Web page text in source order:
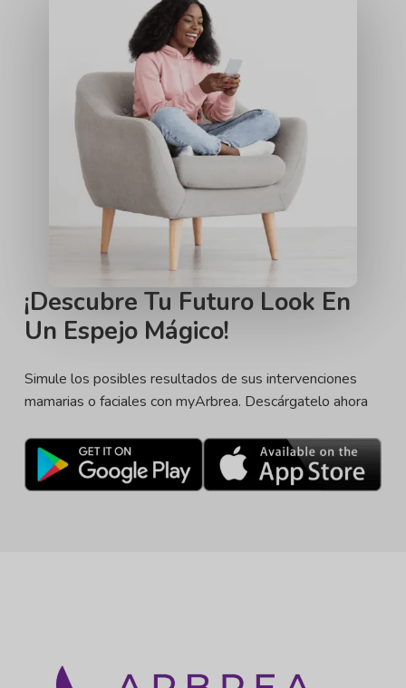
¡Descubre Tu Futuro Look En
Un Espejo Mágico!
Simule los posibles resultados de sus intervenciones
mamarias o faciales con myArbrea. Descárgatelo ahora